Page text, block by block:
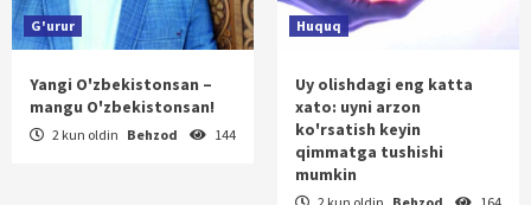
G'urur
Yangi O'zbekistonsan –
mangu O'zbekistonsan!
2 kun oldin Behzod 144
Huquq
Uy olishdagi eng katta
xato: uyni arzon
ko'rsatish keyin
qimmatga tushishi
mumkin